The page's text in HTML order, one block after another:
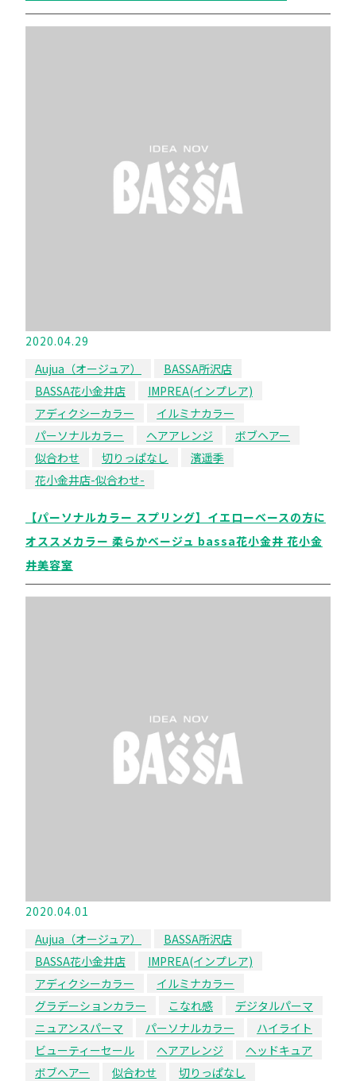
2020.04.29
Aujua（オージュア）
BASSA所沢店
BASSA花小金井店
IMPREA(インプレア)
アディクシーカラー
イルミナカラー
パーソナルカラー
ヘアアレンジ
ボブヘアー
似合わせ
切りっぱなし
濱遥季
花小金井店-似合わせ-
【パーソナルカラー スプリング】イエローベースの方に
オススメカラー 柔らかベージュ bassa花小金井 花小金
井美容室
2020.04.01
Aujua（オージュア）
BASSA所沢店
BASSA花小金井店
IMPREA(インプレア)
アディクシーカラー
イルミナカラー
グラデーションカラー
こなれ感
デジタルパーマ
ニュアンスパーマ
パーソナルカラー
ハイライト
ビューティーセール
ヘアアレンジ
ヘッドキュア
ボブヘアー
似合わせ
切りっぱなし